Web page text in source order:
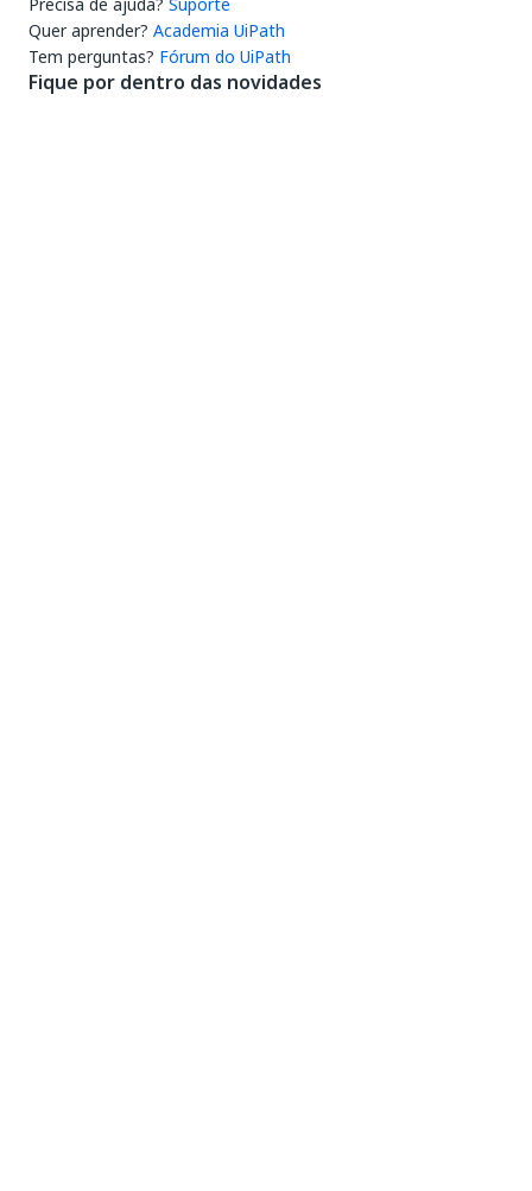
Quer aprender? Academia UiPath
Tem perguntas? Fórum do UiPath
Fique por dentro das novidades